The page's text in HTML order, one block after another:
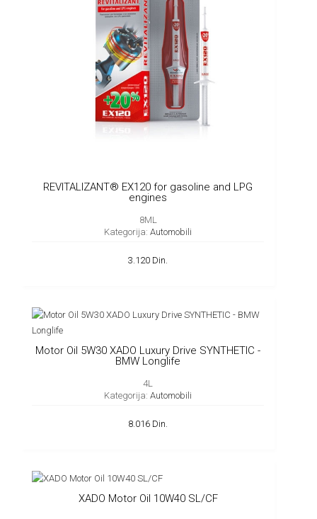
REVITALIZANT® EX120 for gasoline and LPG
engines
8ML
Kategorija: Automobili
3.120 Din.
Motor Oil 5W30 XADO Luxury Drive SYNTHETIC -
BMW Longlife
4L
Kategorija: Automobili
8.016 Din.
XADO Motor Oil 10W40 SL/CF